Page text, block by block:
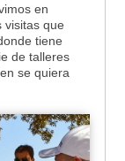
en
visitas que
tiene
de talleres
se quiera